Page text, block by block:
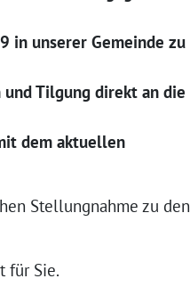
in unserer Gemeinde zu
und Tilgung direkt an die
dem aktuellen
Stellungnahme zu den
für Sie.